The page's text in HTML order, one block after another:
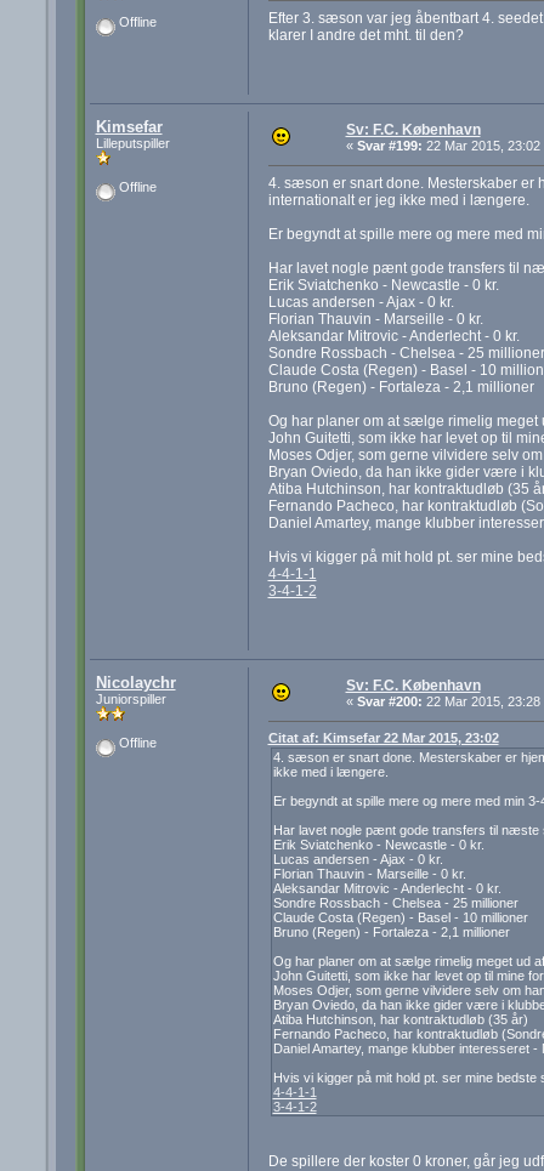
Offline
Efter 3. sæson var jeg åbentbart 4.
klarer I andre det mht. til den?
Kimsefar
Lilleputspiller
Offline
Sv: F.C. København
« Svar #199: 22 Mar 2015, 23:02
4. sæson er snart done. Mesterskaber er
internationalt er jeg ikke med i længere.
Er begyndt at spille mere og mere med
Har lavet nogle pænt gode transfers til
Erik Sviatchenko - Newcastle - 0 kr.
Lucas andersen - Ajax - 0 kr.
Florian Thauvin - Marseille - 0 kr.
Aleksandar Mitrovic - Anderlecht - 0 kr.
Sondre Rossbach - Chelsea - 25 millioner
Claude Costa (Regen) - Basel - 10
Bruno (Regen) - Fortaleza - 2,1 millioner
Og har planer om at sælge rimelig meget
John Guitetti, som ikke har levet op til
Moses Odjer, som gerne vilvidere selv
Bryan Oviedo, da han ikke gider være i
Atiba Hutchinson, har kontraktudløb (35
Fernando Pacheco, har kontraktudløb
Daniel Amartey, mange klubber
Hvis vi kigger på mit hold pt. ser mine
4-4-1-1
3-4-1-2
Nicolaychr
Juniorspiller
Offline
Sv: F.C. København
« Svar #200: 22 Mar 2015, 23:28
Citat af: Kimsefar 22 Mar 2015, 23:02
4. sæson er snart done. Mesterskaber er
ikke med i længere.
Er begyndt at spille mere og mere med min
Har lavet nogle pænt gode transfers til
Erik Sviatchenko - Newcastle - 0 kr.
Lucas andersen - Ajax - 0 kr.
Florian Thauvin - Marseille - 0 kr.
Aleksandar Mitrovic - Anderlecht - 0 kr.
Sondre Rossbach - Chelsea - 25 millioner
Claude Costa (Regen) - Basel - 10 millioner
Bruno (Regen) - Fortaleza - 2,1 millioner
Og har planer om at sælge rimelig meget ud
John Guitetti, som ikke har levet op til mine
Moses Odjer, som gerne vilvidere selv om
Bryan Oviedo, da han ikke gider være i
Atiba Hutchinson, har kontraktudløb (35 år)
Fernando Pacheco, har kontraktudløb
Daniel Amartey, mange klubber interesseret -
Hvis vi kigger på mit hold pt. ser mine bedste
4-4-1-1
3-4-1-2
De spillere der koster 0 kroner, går jeg